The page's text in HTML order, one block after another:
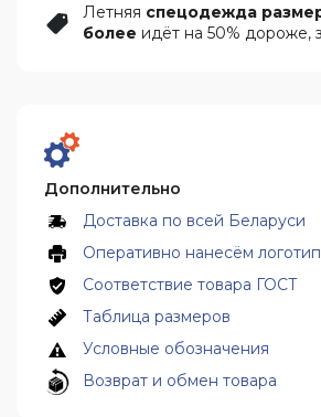
Летняя спецодежда
более идёт на 50% дороже,
Дополнительно
Доставка по всей Беларуси
Оперативно нанесём логотип
Соответствие товара ГОСТ
Таблица размеров
Условные обозначения
Возврат и обмен товара